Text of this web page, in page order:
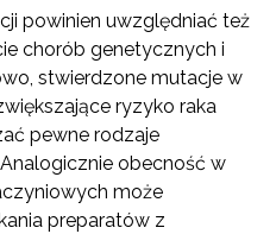
powinien uwzględniać też
chorób genetycznych i
stwierdzone mutacje w
ryzyko raka
pewne rodzaje
obecność w
może
preparatów z